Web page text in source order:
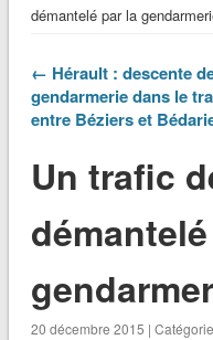
démantelé par la
← Hérault : descente
gendarmerie dans le
entre Béziers et
Un trafic
20 décembre 2015 |